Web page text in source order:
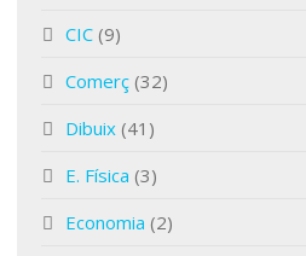
CIC (9)
Comerç (32)
Dibuix (41)
E. Física (3)
Economia (2)